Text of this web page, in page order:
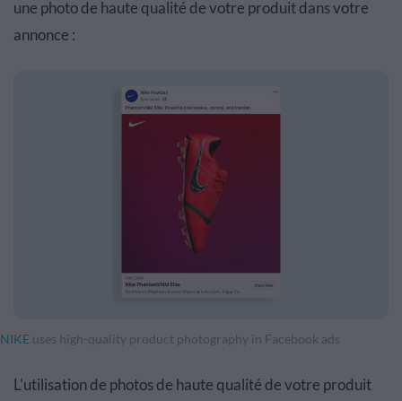
une photo de haute qualité de votre produit dans votre
annonce :
NIKE uses high-quality product photography in Facebook ads
L'utilisation de photos de haute qualité de votre produit